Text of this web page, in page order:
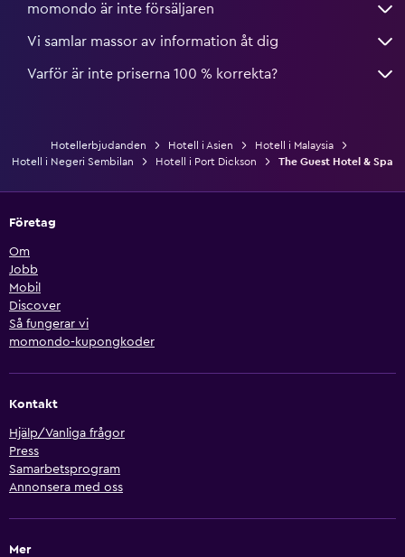
momondo är inte försäljaren
Vi samlar massor av information åt dig
Varför är inte priserna 100 % korrekta?
Hotellerbjudanden Hotell i Asien
Hotell i Malaysia
Hotell i Negeri Sembilan
Hotell i Port Dickson The Guest Hotel & Spa
Företag
Om
Jobb
Mobil
Discover
Så fungerar vi
momondo-kupongkoder
Kontakt
Hjälp/Vanliga frågor
Press
Samarbetsprogram
Annonsera med oss
Mer